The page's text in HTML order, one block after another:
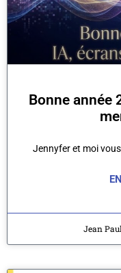
Bonne année
Jennyfer et moi
Jean